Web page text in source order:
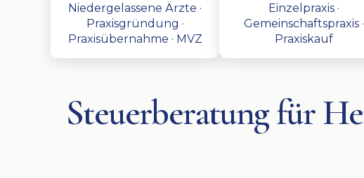
Niedergelassene Ärzte ·
Praxisgründung ·
Praxisübernahme · MVZ
Einzelpraxis ·
Gemeinschaftspraxis ·
Praxiskauf
Steuerberatung für